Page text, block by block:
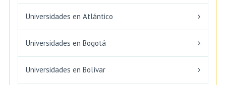
Universidades en Atlántico
Universidades en Bogotá
Universidades en Bolívar